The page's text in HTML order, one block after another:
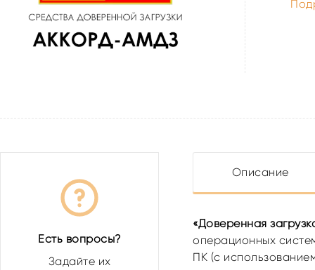
Описание
«Доверенная
операционных
ПК (с
Есть вопросы?
Задайте их